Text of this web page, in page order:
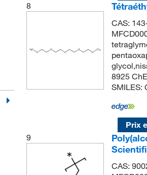
8
CAS:
8925
SMILES:
Prix
9
CAS: